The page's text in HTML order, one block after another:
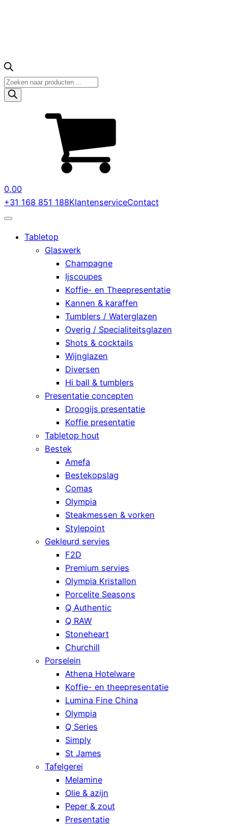
Producten
zoeken
0,00
+31 168 851 188KlantenserviceContact
Tabletop
Glaswerk
Champagne
Ijscoupes
Koffie- en Theepresentatie
Kannen & karaffen
Tumblers / Waterglazen
Overig / Specialiteitsglazen
Shots & cocktails
Wijnglazen
Diversen
Hi ball & tumblers
Presentatie concepten
Droogijs presentatie
Koffie presentatie
Tabletop hout
Bestek
Amefa
Bestekopslag
Comas
Olympia
Steakmessen & vorken
Stylepoint
Gekleurd servies
F2D
Premium servies
Olympia Kristallon
Porcelite Seasons
Q Authentic
Q RAW
Stoneheart
Churchill
Porselein
Athena Hotelware
Koffie- en theepresentatie
Lumina Fine China
Olympia
Q Series
Simply
St James
Tafelgerei
Melamine
Olie & azijn
Peper & zout
Presentatie